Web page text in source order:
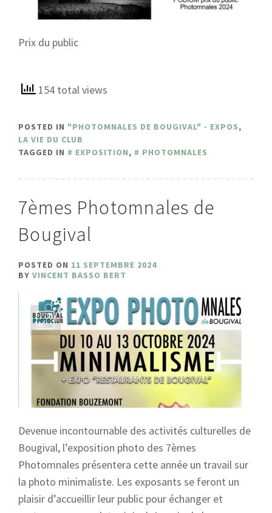
Prix du public
154 total views
POSTED IN "PHOTOMNALES DE BOUGIVAL" - EXPOS,
LA VIE DU CLUB
TAGGED IN
EXPOSITION, PHOTOMNALES
7èmes Photomnales de
Bougival
POSTED ON 11 SEPTEMBRE 2024
BY VINCENT BASSO BERT
Devenue incontournable des activités culturelles de
Bougival, l’exposition photo des 7èmes
Photomnales présentera cette année un travail sur
la photo minimaliste. Les exposants se feront un
plaisir d’accueillir leur public pour échanger et